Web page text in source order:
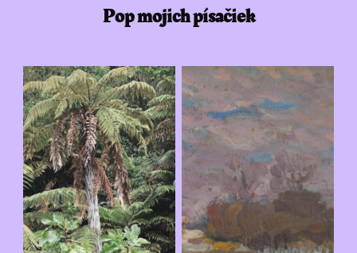
Pop mojich písačiek